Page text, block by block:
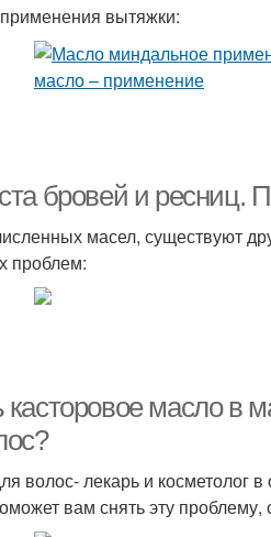
вытяжки:
бровей и ресниц.
масел, существуют
проблем:
масло в
волос- лекарь и косметолог
вам снять эту